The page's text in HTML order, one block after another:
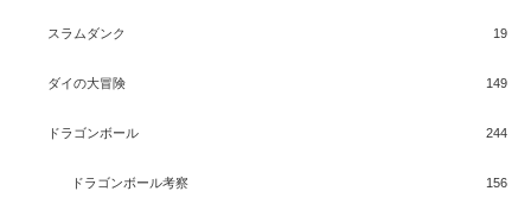
スラムダンク 19
ダイの大冒険 149
ドラゴンボール 244
ドラゴンボール考察 156